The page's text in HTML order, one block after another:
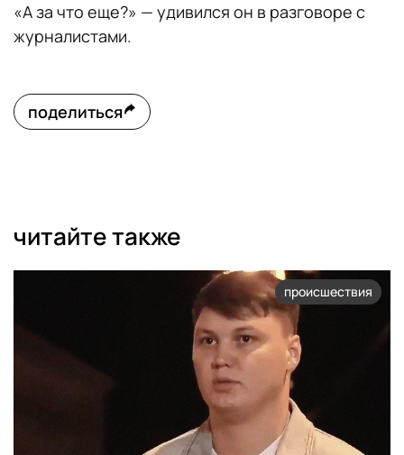
«А за что еще?» — удивился он в разговоре с
журналистами.
поделиться
читайте также
происшествия